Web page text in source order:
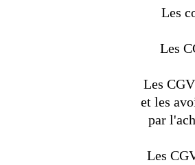
Les
Les
Les
et les
par
Les